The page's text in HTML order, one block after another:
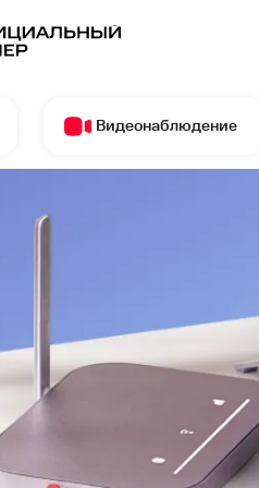
Видеонаблюдение